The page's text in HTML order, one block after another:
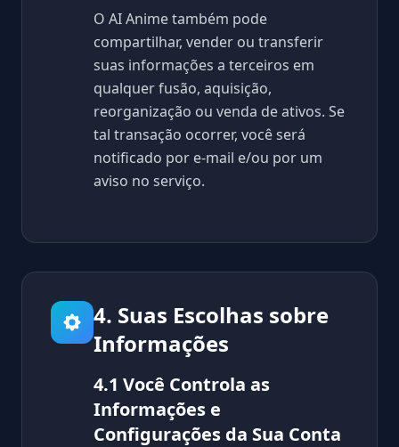
O AI Anime também pode
compartilhar, vender ou transferir
suas informações a terceiros em
qualquer fusão, aquisição,
reorganização ou venda de ativos. Se
tal transação ocorrer, você será
notificado por e-mail e/ou por um
aviso no serviço.
4. Suas Escolhas sobre
Informações
4.1 Você Controla as
Informações e
Configurações da Sua Conta